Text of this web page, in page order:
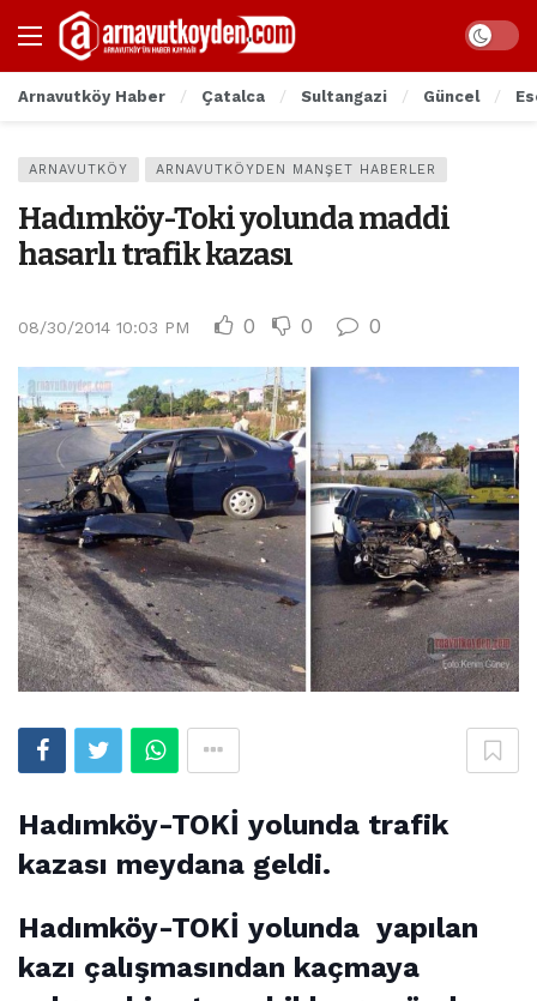
Arnavutköy Haber Çatalca Sultangazi Güncel
ARNAVUTKÖY ARNAVUTKÖYDEN MANŞET HABERLER
Hadımköy-Toki yolunda maddi
hasarlı trafik kazası
08/30/2014 10:03 PM 0 0 0
Hadımköy-TOKİ yolunda trafik
kazası meydana geldi.
Hadımköy-TOKİ yolunda yapılan
kazı çalışmasından kaçmaya